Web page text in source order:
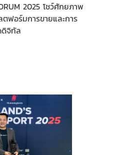
2025 โชว์ศักยภาพ
ฟอร์มการขายและการ
จิทัล